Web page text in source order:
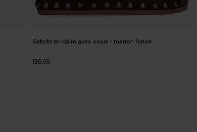
Sabots en daim avec clous - marron foncé
136.99